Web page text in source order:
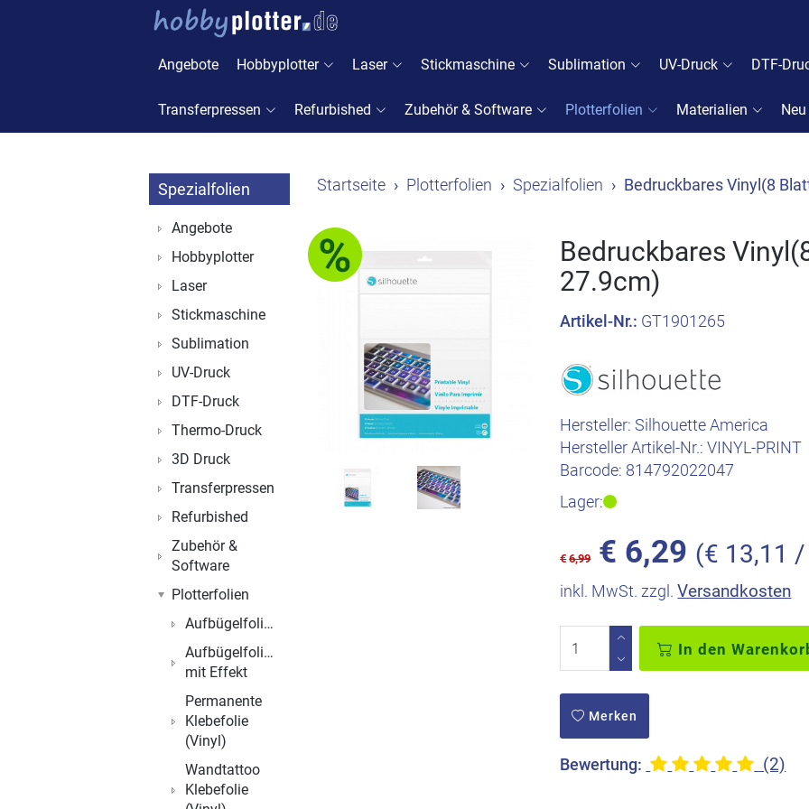
Angebote Hobbyplotter Laser Stickmaschine Sublimation UV-Druck DTF-
Transferpressen Refurbished Zubehör & Software Plotterfolien Materialien Neu
Startseite Plotterfolien Spezialfolien Bedruckbares Vinyl(8
Bedruckbares
27.9cm)
Artikel-Nr.: GT1901265
Hersteller: Silhouette America
Hersteller Artikel-Nr.:VINYL-PRINT
Barcode: 814792022047
Lager:
€ 6,99 € 6,29 (€ 13,11 /
inkl. MwSt. zzgl.Versandkosten
In den
Merken
Bewertung: (2)
Spezialfolien
Angebote
Hobbyplotter
Laser
Stickmaschine
Sublimation
UV-Druck
DTF-Druck
Thermo-Druck
3D Druck
Transferpressen
Refurbished
Zubehör &
Software
Plotterfolien
Aufbügelfolien
Aufbügelfolien
mit Effekt
Permanente
Klebefolie
(Vinyl)
Wandtattoo
Klebefolie